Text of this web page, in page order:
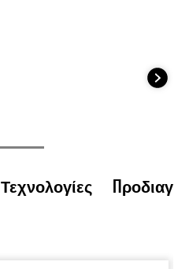
Τεχνολογίες